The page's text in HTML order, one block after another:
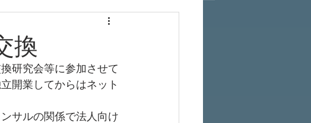
換
研究会等に参加させて
開業してからはネット
サルの関係で法人向け